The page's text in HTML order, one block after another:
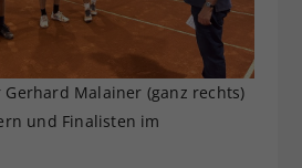
Malainer (ganz rechts)
und Finalisten im